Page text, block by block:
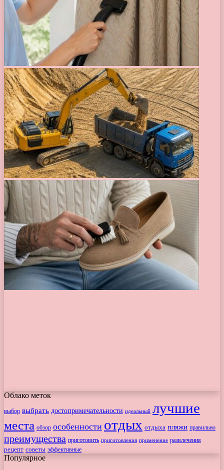
Облако меток
выбор выбрать достопримечательности идеальный лучшие
места обзор особенности отдых отдыха пляжи правильно
преимущества приготовить приготовления применение развлечения
рецепт советы эффективные
Популярное